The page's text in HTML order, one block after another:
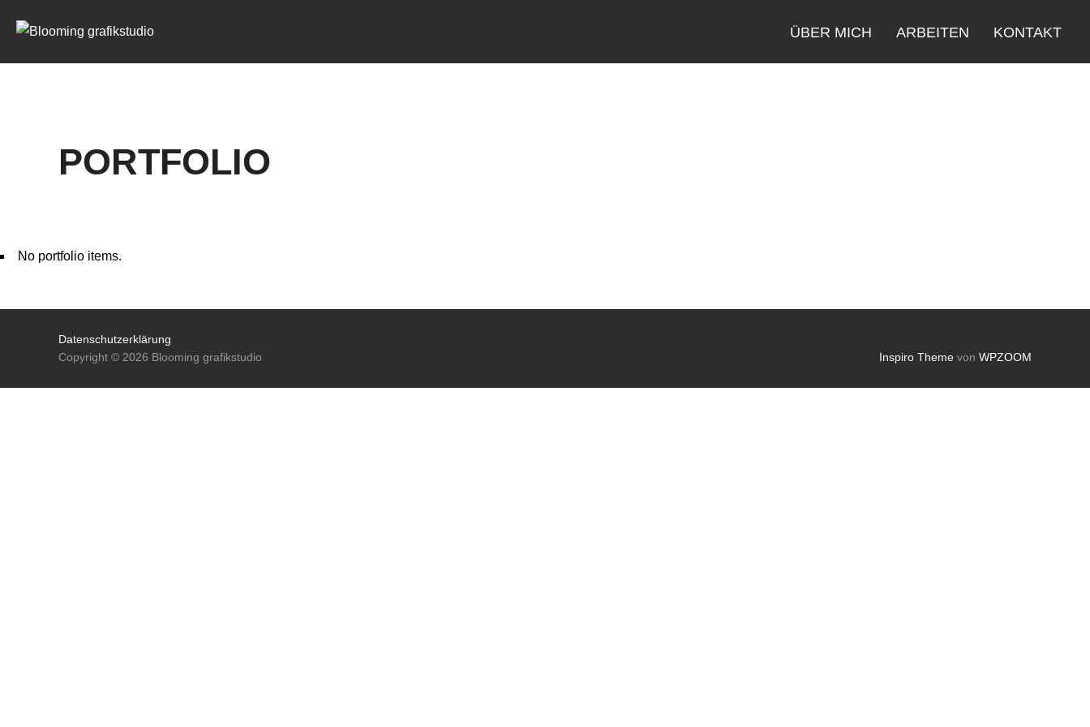
Inhalt
ÜBER MICH ARBEITEN KONTAKT
PORTFOLIO
No portfolio items.
Datenschutzerklärung
Copyright © 2026 Blooming grafikstudio
Inspiro Theme von WPZOOM